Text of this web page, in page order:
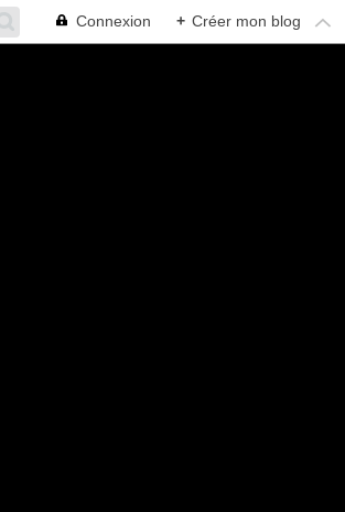
Connexion + Créer mon blog